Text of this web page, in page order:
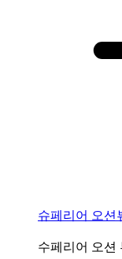
슈페리어 오션
수페리어 오션